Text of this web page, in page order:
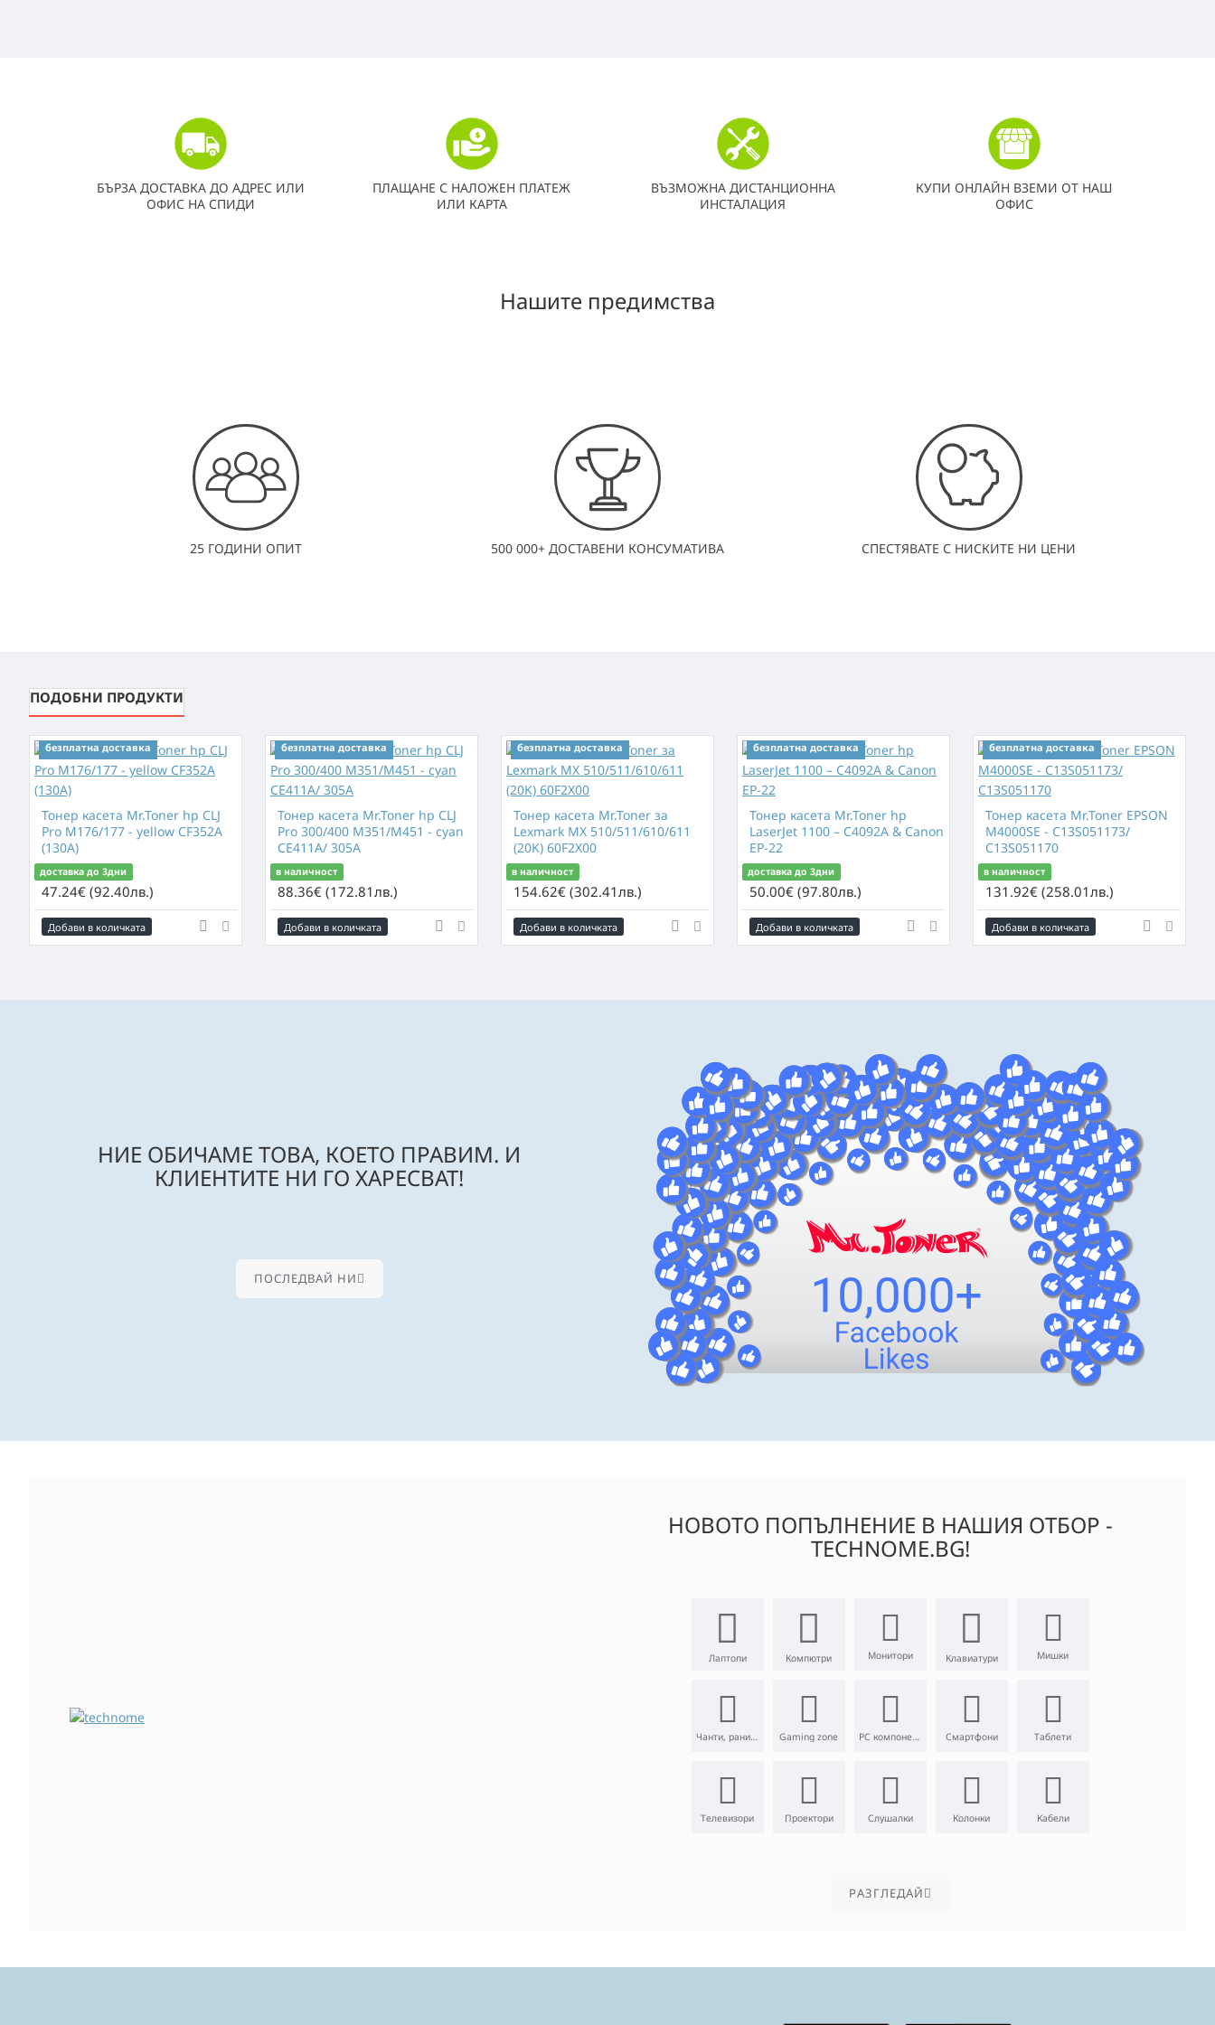
БЪРЗА ДОСТАВКА ДО АДРЕС ИЛИ
ОФИС НА СПИДИ
ПЛАЩАНЕ С НАЛОЖЕН ПЛАТЕЖ
ИЛИ КАРТА
ВЪЗМОЖНА ДИСТАНЦИОННА
ИНСТАЛАЦИЯ
КУПИ ОНЛАЙН ВЗЕМИ ОТ НАШ
ОФИС
Нашите предимства
25 ГОДИНИ ОПИТ 500 000+ ДОСТАВЕНИ КОНСУМАТИВА СПЕСТЯВАТЕ С НИСКИТЕ НИ ЦЕНИ
ПОДОБНИ ПРОДУКТИ
безплатна доставка
Тонер касета Mr.Toner hp CLJ
Pro M176/177 - yellow CF352A
(130A)
доставка до 3дни
47.24€ (92.40лв.)
Добави в количката
безплатна доставка
Тонер касета Mr.Toner hp CLJ
Pro 300/400 M351/M451 - cyan
CE411A/ 305A
в наличност
88.36€ (172.81лв.)
Добави в количката
безплатна доставка
Тонер касета Mr.Toner за
Lexmark MX 510/511/610/611
(20K) 60F2X00
в наличност
154.62€ (302.41лв.)
Добави в количката
безплатна доставка
Тонер касета Mr.Toner hp
LaserJet 1100 – C4092A & Canon
EP-22
доставка до 3дни
50.00€ (97.80лв.)
Добави в количката
безплатна доставка
Тонер касета Mr.Toner EPSON
M4000SE - C13S051173/
C13S051170
в наличност
131.92€ (258.01лв.)
Добави в количката
НИЕ ОБИЧАМЕ ТОВА, КОЕТО ПРАВИМ. И
КЛИЕНТИТЕ НИ ГО ХАРЕСВАТ!
ПОСЛЕДВАЙ НИ
НОВОТО ПОПЪЛНЕНИЕ В НАШИЯ ОТБОР -
TECHNOME.BG!
Лаптопи Компютри Монитори Клавиатури Мишки
Чанти, раници Gaming zone PC компоненти Смартфони Таблети
Телевизори Проектори Слушалки Колонки Кабели
PАЗГЛЕДАЙ